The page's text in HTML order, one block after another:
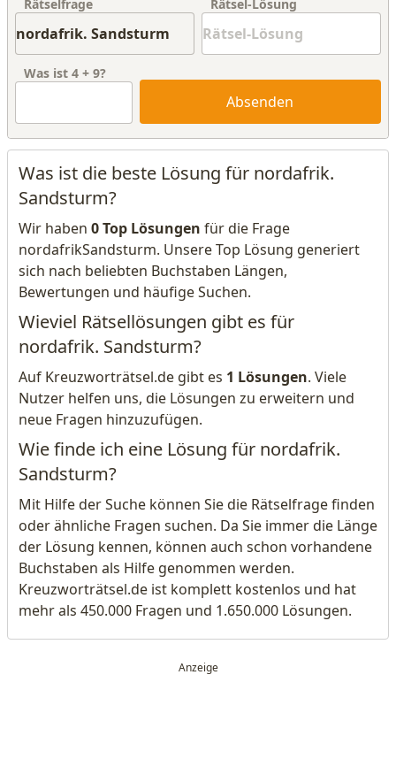
Rätselfrage Rätsel-Lösung
Was ist 4 + 9?
Absenden
Was ist die beste Lösung für nordafrik.
Sandsturm?
Wir haben 0 Top Lösungen für die Frage
nordafrikSandsturm. Unsere Top Lösung generiert
sich nach beliebten Buchstaben Längen,
Bewertungen und häufige Suchen.
Wieviel Rätsellösungen gibt es für
nordafrik. Sandsturm?
Auf Kreuzworträtsel.de gibt es 1 Lösungen. Viele
Nutzer helfen uns, die Lösungen zu erweitern und
neue Fragen hinzuzufügen.
Wie finde ich eine Lösung für nordafrik.
Sandsturm?
Mit Hilfe der Suche können Sie die Rätselfrage finden
oder ähnliche Fragen suchen. Da Sie immer die Länge
der Lösung kennen, können auch schon vorhandene
Buchstaben als Hilfe genommen werden.
Kreuzworträtsel.de ist komplett kostenlos und hat
mehr als 450.000 Fragen und 1.650.000 Lösungen.